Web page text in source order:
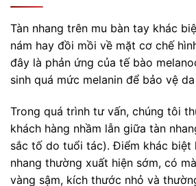
Tàn nhang trên mu bàn tay khác
nám hay đồi mồi về mặt cơ chế
đây là phản ứng của tế bào
sinh quá mức melanin để bảo vệ
Trong quá trình tư vấn, chúng tôi
khách hàng nhầm lẫn giữa tàn
sắc tố do tuổi tác). Điểm khác biệt
nhang thường xuất hiện sớm, có
vàng sậm, kích thước nhỏ và